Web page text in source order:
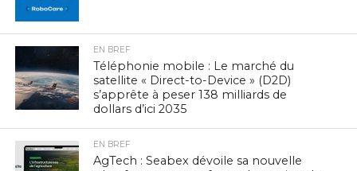
EN BREF
Téléphonie mobile : Le marché du
satellite « Direct-to-Device » (D2D)
s’apprête à peser 138 milliards de
dollars d’ici 2035
EN BREF
AgTech : Seabex dévoile sa nouvelle